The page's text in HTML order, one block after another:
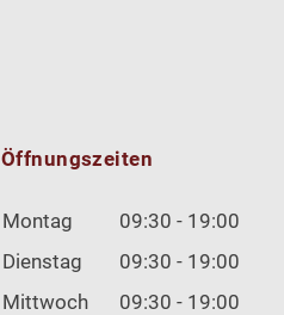
Öffnungszeiten
Montag
09:30 - 19:00
Dienstag
09:30 - 19:00
Mittwoch
09:30 - 19:00